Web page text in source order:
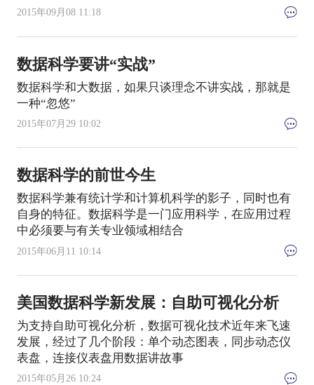
2015年09月08 11:18
数据科学要讲“实战”
数据科学和大数据，如果只谈理念不讲实战，那就是
一种“忽悠”
2015年07月29 10:02
数据科学的前世今生
数据科学兼有统计学和计算机科学的影子，同时也有
自身的特征。数据科学是一门应用科学，在应用过程
中必须要与有关专业领域相结合
2015年06月11 10:14
美国数据科学新发展：自助可视化分析
为支持自助可视化分析，数据可视化技术近年来飞速
发展，经过了几个阶段：单个动态图表，同步动态仪
表盘，连接仪表盘用数据讲故事
2015年05月26 10:24